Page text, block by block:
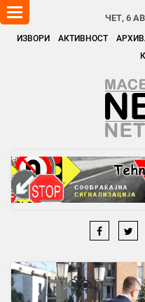
ЧЕТ, 6
ИЗВОРИ АКТИВНОСТ
Toggle
navigation